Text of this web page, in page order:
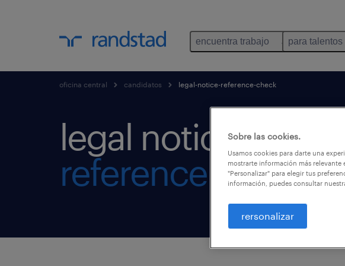
encuentra trabajo para talentos
oficina central candidatos legal-notice-reference-check
legal notice
reference check.
Sobre las cookies.
Usamos cookies para darte una
mostrarte información más relevante
"Personalizar" para elegir tus
información, puedes consultar
rersonalizar